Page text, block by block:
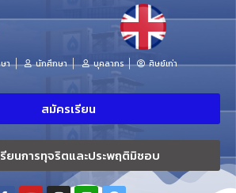
า นักศึกษา บุคลากร ศิษย์เก่า
สมัครเรียน
ยนการทุจริตและประพฤติมิชอบ